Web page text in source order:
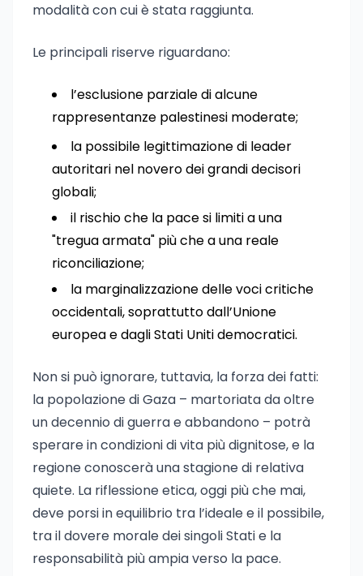
modalità con cui è stata raggiunta.
Le principali riserve riguardano:
l’esclusione parziale di alcune
rappresentanze palestinesi moderate;
la possibile legittimazione di leader
autoritari nel novero dei grandi decisori
globali;
il rischio che la pace si limiti a una
"tregua armata" più che a una reale
riconciliazione;
la marginalizzazione delle voci critiche
occidentali, soprattutto dall’Unione
europea e dagli Stati Uniti democratici.
Non si può ignorare, tuttavia, la forza dei fatti:
la popolazione di Gaza – martoriata da oltre
un decennio di guerra e abbandono – potrà
sperare in condizioni di vita più dignitose, e la
regione conoscerà una stagione di relativa
quiete. La riflessione etica, oggi più che mai,
deve porsi in equilibrio tra l’ideale e il possibile,
tra il dovere morale dei singoli Stati e la
responsabilità più ampia verso la pace.